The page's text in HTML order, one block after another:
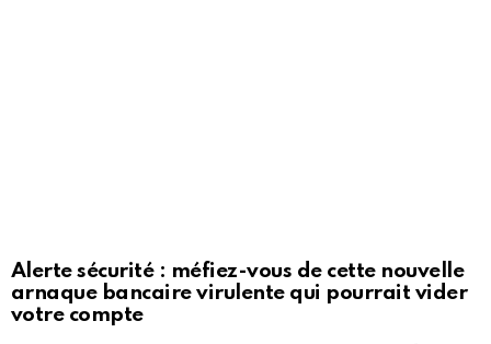
Alerte sécurité : méfiez-vous de cette nouvelle
arnaque bancaire virulente qui pourrait vider
votre compte